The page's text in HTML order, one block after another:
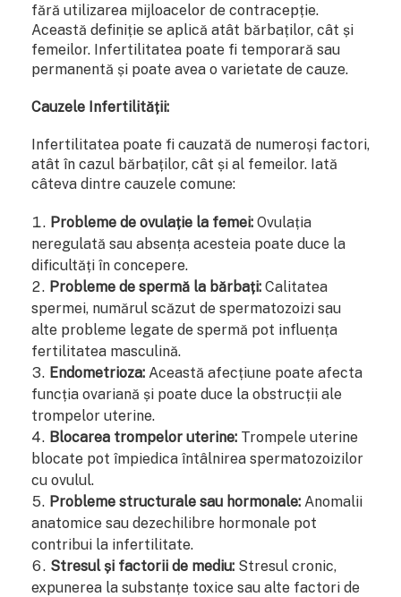
fără utilizarea mijloacelor de contracepție.
Această definiție se aplică atât bărbaților, cât și
femeilor. Infertilitatea poate fi temporară sau
permanentă și poate avea o varietate de cauze.
Cauzele Infertilității:
Infertilitatea poate fi cauzată de numeroși factori,
atât în cazul bărbaților, cât și al femeilor. Iată
câteva dintre cauzele comune:
Probleme de ovulație la femei: Ovulația
neregulată sau absența acesteia poate duce la
dificultăți în concepere.
Probleme de spermă la bărbați: Calitatea
spermei, numărul scăzut de spermatozoizi sau
alte probleme legate de spermă pot influența
fertilitatea masculină.
Endometrioza: Această afecțiune poate afecta
funcția ovariană și poate duce la obstrucții ale
trompelor uterine.
Blocarea trompelor uterine: Trompele uterine
blocate pot împiedica întâlnirea spermatozoizilor
cu ovulul.
Probleme structurale sau hormonale: Anomalii
anatomice sau dezechilibre hormonale pot
contribui la infertilitate.
Stresul și factorii de mediu: Stresul cronic,
expunerea la substanțe toxice sau alte factori de